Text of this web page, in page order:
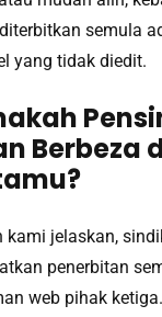
semula
yang tidak diedit.
Berbeza
kami jelaskan,
penerbitan
web pihak